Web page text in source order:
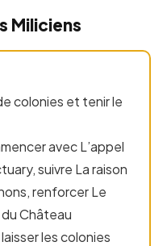
Miliciens
colonies et tenir le
avec L’appel
suivre La raison
renforcer Le
Château
les colonies